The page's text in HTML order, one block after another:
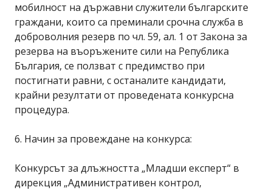
мобилност на държавни служители българските
граждани, които са преминали срочна служба в
доброволния резерв по чл. 59, ал. 1 от Закона за
резерва на въоръжените сили на Република
България, се ползват с предимство при
постигнати равни, с останалите кандидати,
крайни резултати от проведената конкурсна
процедура.
6. Начин за провеждане на конкурса:
Конкурсът за длъжността „Младши експерт“ в
дирекция „Административен контрол,